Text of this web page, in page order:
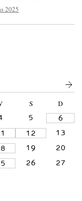
2025
S
D
5
6
12
13
19
20
26
27